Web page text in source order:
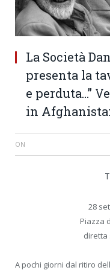
La Società
presenta la
e perduta…”
in
ON
28
Piazza
diretta
A pochi giorni dal ritiro